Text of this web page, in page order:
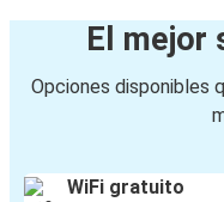
El mejor
Opciones disponibles
WiFi gratuito